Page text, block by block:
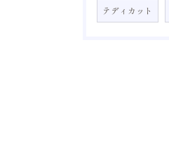
テディカット